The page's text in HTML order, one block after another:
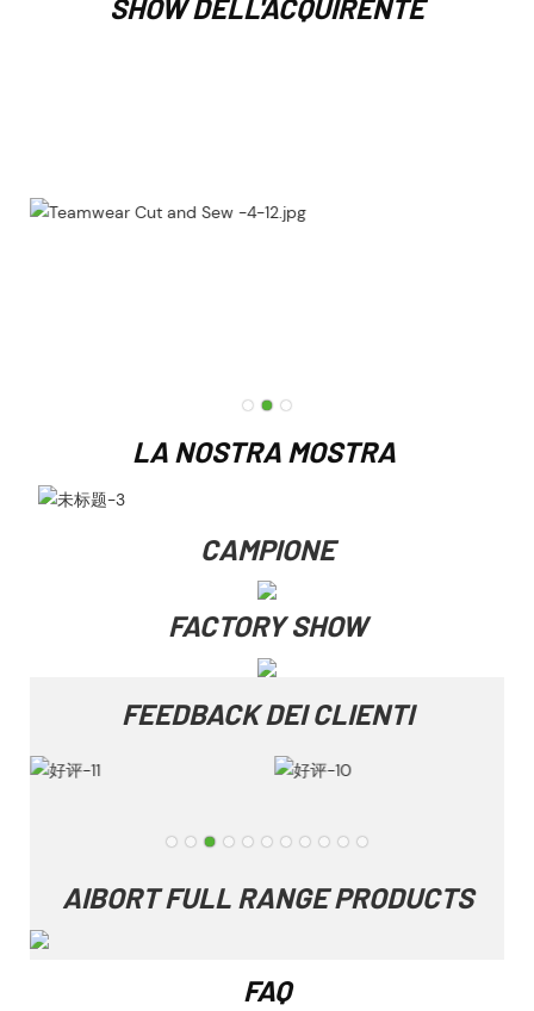
SHOW DELL'ACQUIRENTE
LA NOSTRA MOSTRA
CAMPIONE
FACTORY SHOW
FEEDBACK DEI CLIENTI
AIBORT FULL RANGE PRODUCTS
FAQ